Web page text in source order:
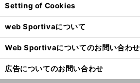
Setting of Cookies
web Sportivaについて
Web Sportivaについてのお問い合わせ
広告についてのお問い合わせ